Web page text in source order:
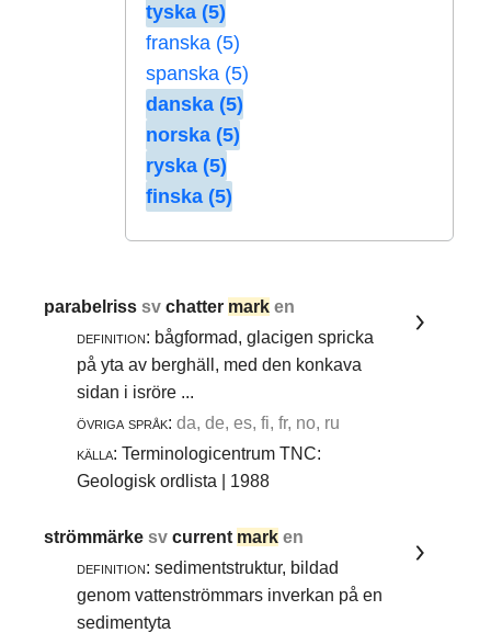
tyska (5)
franska (5)
spanska (5)
danska (5)
norska (5)
ryska (5)
finska (5)
parabelrisssvchatter mark en
definition: bågformad, glacigen spricka
på yta av berghäll, med den konkava
sidan i isröre ...
övriga språk: da, de, es, fi, fr, no, ru
källa: Terminologicentrum TNC:
Geologisk ordlista | 1988
strömmärkesvcurrent mark en
definition: sedimentstruktur, bildad
genom vattenströmmars inverkan på en
sedimentyta